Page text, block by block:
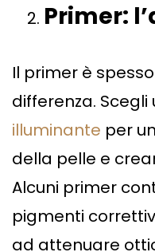
Primer: l’
Il primer è
differenza. Scegli
illuminante per
della pelle e
Alcuni primer
pigmenti
ad attenuare